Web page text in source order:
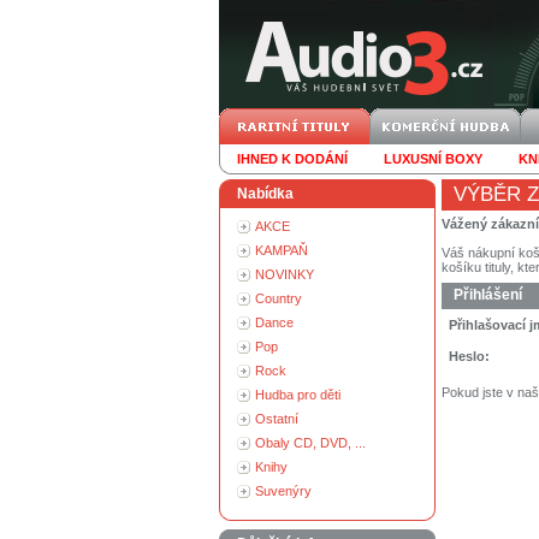
IHNED K DODÁNÍ LUXUSNÍ BOXY
Nabídka
AKCE
KAMPAŇ
NOVINKY
Country
Dance
Pop
Rock
Hudba pro děti
Ostatní
Obaly CD, DVD, ...
Knihy
Suvenýry
VÝBĚR
Vážený
Váš nákupní
košíku tituly,
Přihlášení
Přihlašovací
Heslo:
Pokud jste v